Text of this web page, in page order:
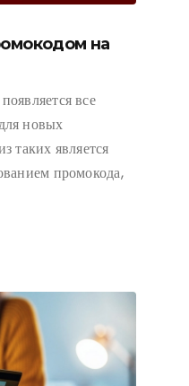
на
все
новых
таких является
промокода,